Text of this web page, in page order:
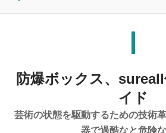
防爆ボックス、
イド
芸術の状態を駆動するための技術
器で過酷なと危険